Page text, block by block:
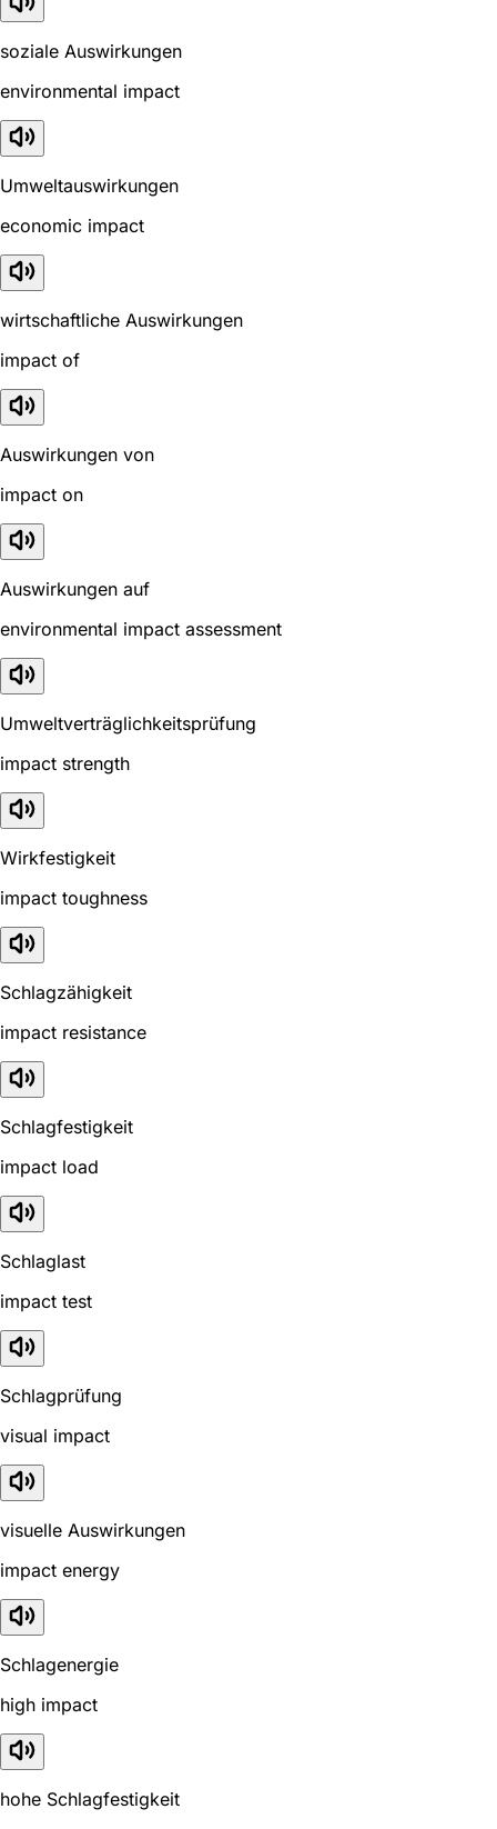
soziale Auswirkungen
environmental impact
Umweltauswirkungen
economic impact
wirtschaftliche Auswirkungen
impact of
Auswirkungen von
impact on
Auswirkungen auf
environmental impact assessment
Umweltverträglichkeitsprüfung
impact strength
Wirkfestigkeit
impact toughness
Schlagzähigkeit
impact resistance
Schlagfestigkeit
impact load
Schlaglast
impact test
Schlagprüfung
visual impact
visuelle Auswirkungen
impact energy
Schlagenergie
high impact
hohe Schlagfestigkeit